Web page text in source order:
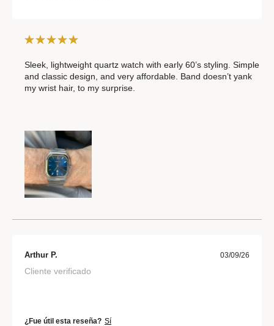
Sleek, lightweight quartz watch with early 60’s styling. Simple
and classic design, and very affordable. Band doesn’t yank
my wrist hair, to my surprise.
Arthur P. 03/09/26
Cliente verificado
¿Fue útil esta reseña? Sí